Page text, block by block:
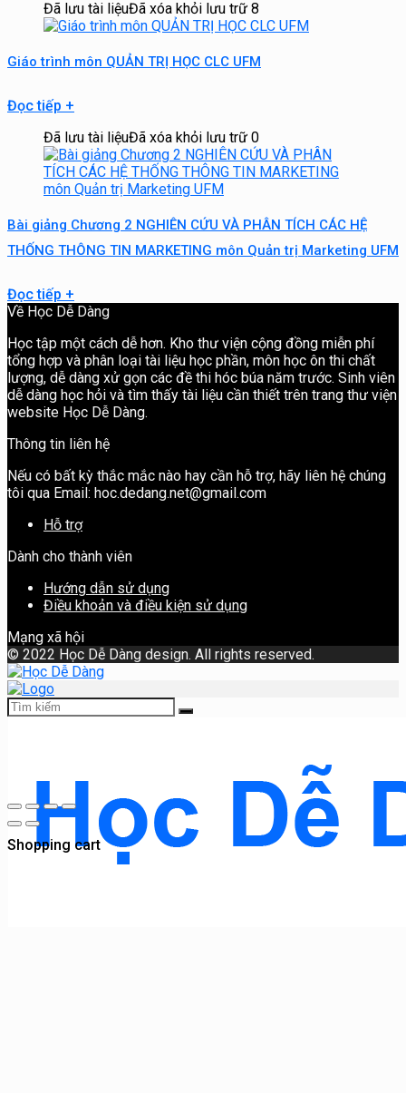
Đã lưu tài liệuĐã xóa khỏi lưu trữ 8
Giáo trình môn QUẢN TRỊ HỌC CLC UFM
Đọc tiếp +
Đã lưu tài liệuĐã xóa khỏi lưu trữ 0
Bài giảng Chương 2 NGHIÊN CỨU VÀ PHÂN TÍCH CÁC HỆ
THỐNG THÔNG TIN MARKETING môn Quản trị Marketing UFM
Đọc tiếp +
Về Học Dễ Dàng
Học tập một cách dễ hơn. Kho thư viện cộng đồng miễn phí
tổng hợp và phân loại tài liệu học phần, môn học ôn thi chất
lượng, dễ dàng xử gọn các đề thi hóc búa năm trước. Sinh viên
dễ dàng học hỏi và tìm thấy tài liệu cần thiết trên trang thư viện
website Học Dễ Dàng.
Thông tin liên hệ
Nếu có bất kỳ thắc mắc nào hay cần hỗ trợ, hãy liên hệ chúng
tôi qua Email: hoc.dedang.net@gmail.com
Hỗ trợ
Dành cho thành viên
Hướng dẫn sử dụng
Điều khoản và điều kiện sử dụng
Mạng xã hội
© 2022 Học Dễ Dàng design. All rights reserved.
Shopping cart